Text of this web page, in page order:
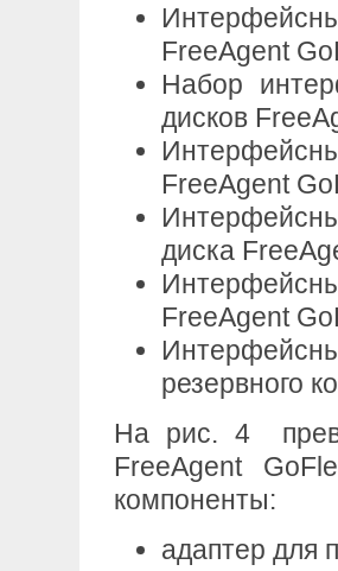
FreeAgent
Набор
дисков
FreeAgent
диска
FreeAgent
резервного
На рис. 4
FreeAgent
компоненты:
адаптер для